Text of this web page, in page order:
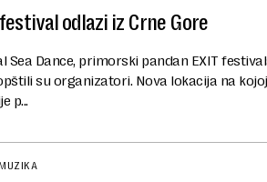
odlazi iz Crne Gore
Sea Dance, primorski pandan EXIT
su organizatori. Nova lokacija na
p...